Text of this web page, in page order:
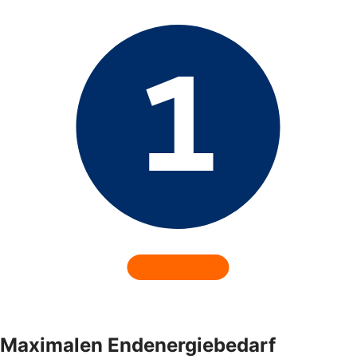
Maximalen Endenergiebedarf